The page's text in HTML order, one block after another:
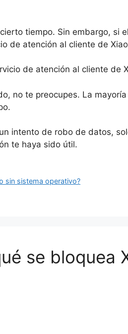
tiempo. Sin embargo, si
de atención al cliente de
de atención al cliente de
no te preocupes. La
intento de robo de datos,
te haya sido útil.
sin sistema operativo?
se bloquea